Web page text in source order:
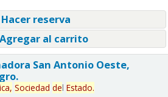
reserva
al carrito
San Antonio Oeste,
Sociedad del Estado.